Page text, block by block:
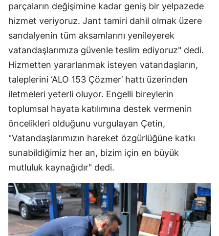
parçaların değişimine kadar geniş bir yelpazede
hizmet veriyoruz. Jant tamiri dahil olmak üzere
sandalyenin tüm aksamlarını yenileyerek
vatandaşlarımıza güvenle teslim ediyoruz" dedi.
Hizmetten yararlanmak isteyen vatandaşların,
taleplerini ‘ALO 153 Çözmer’ hattı üzerinden
iletmeleri yeterli oluyor. Engelli bireylerin
toplumsal hayata katılımına destek vermenin
öncelikleri olduğunu vurgulayan Çetin,
"Vatandaşlarımızın hareket özgürlüğüne katkı
sunabildiğimiz her an, bizim için en büyük
mutluluk kaynağıdır" dedi.